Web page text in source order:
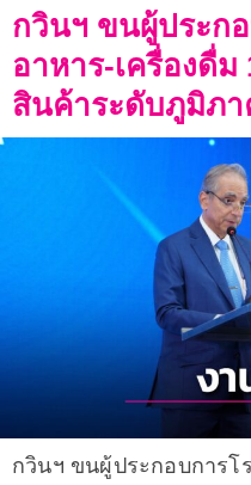
กวินฯ ขนผู้ประก
อาหาร-เครื่องดื่ม
สินค้าระดับภูมิภ
กวินฯ ขนผู้ประกอบการโ